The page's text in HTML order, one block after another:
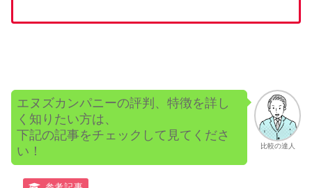
比較の達人
エヌズカンパニーの評判、特徴を詳し
く知りたい方は、
下記の記事をチェックして見てくださ
い！